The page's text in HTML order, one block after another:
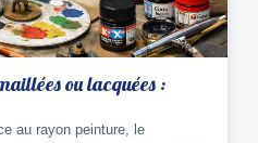
ou lacquées :
au rayon peinture, le